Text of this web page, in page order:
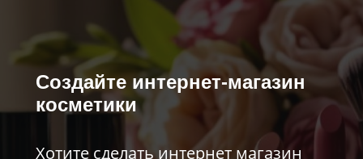
Создайте интернет-магазин
косметики
Хотите сделать интернет магазин